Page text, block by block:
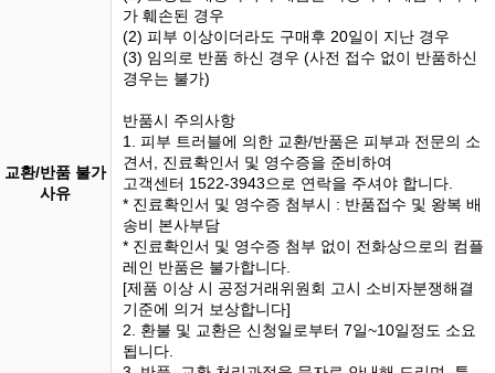
교환/반품 불가
사유
가 훼손된 경우
(2) 피부 이상이더라도 구매후 20일이 지난 경우
(3) 임의로 반품 하신 경우 (사전 접수 없이 반품하신
경우는 불가)
반품시 주의사항
1. 피부 트러블에 의한 교환/반품은 피부과 전문의 소
견서, 진료확인서 및 영수증을 준비하여
고객센터 1522-3943으로 연락을 주셔야 합니다.
* 진료확인서 및 영수증 첨부시 : 반품접수 및 왕복 배
송비 본사부담
* 진료확인서 및 영수증 첨부 없이 전화상으로의 컴플
레인 반품은 불가합니다.
[제품 이상 시 공정거래위원회 고시 소비자분쟁해결
기준에 의거 보상합니다]
2. 환불 및 교환은 신청일로부터 7일~10일정도 소요
됩니다.